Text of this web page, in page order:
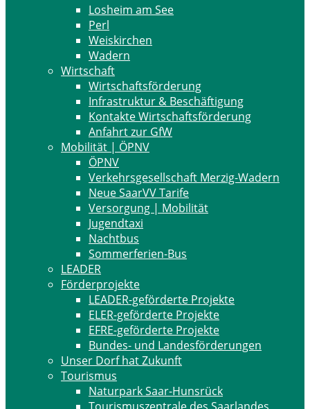
Losheim am See
Perl
Weiskirchen
Wadern
Wirtschaft
Wirtschaftsförderung
Infrastruktur & Beschäftigung
Kontakte Wirtschaftsförderung
Anfahrt zur GfW
Mobilität | ÖPNV
ÖPNV
Verkehrsgesellschaft Merzig-Wadern
Neue SaarVV Tarife
Versorgung | Mobilität
Jugendtaxi
Nachtbus
Sommerferien-Bus
LEADER
Förderprojekte
LEADER-geförderte Projekte
ELER-geförderte Projekte
EFRE-geförderte Projekte
Bundes- und Landesförderungen
Unser Dorf hat Zukunft
Tourismus
Naturpark Saar-Hunsrück